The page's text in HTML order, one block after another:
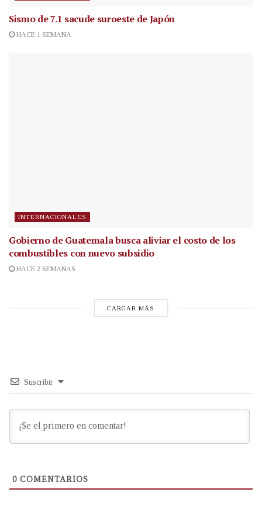
Sismo de 7.1 sacude suroeste de Japón
HACE 1 SEMANA
INTERNACIONALES
Gobierno de Guatemala busca aliviar el costo de los
combustibles con nuevo subsidio
HACE 2 SEMANAS
CARGAR MÁS
Suscribir
0 COMENTARIOS